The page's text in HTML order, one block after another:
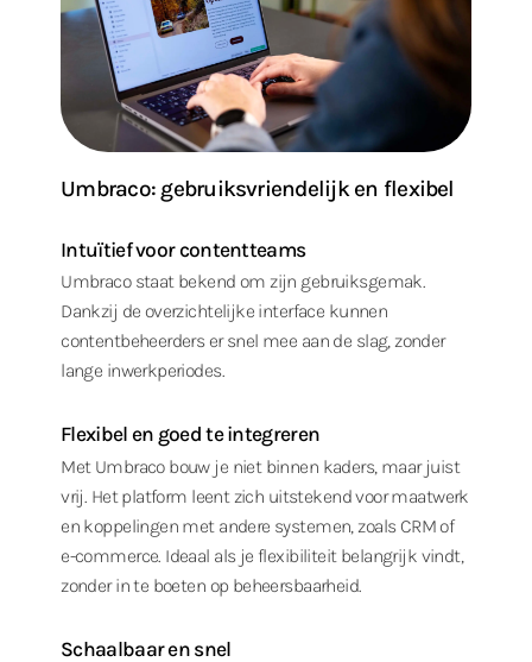
Umbraco: gebruiksvriendelijk en flexibel
Intuïtief voor contentteams
Umbraco staat bekend om zijn gebruiksgemak.
Dankzij de overzichtelijke interface kunnen
contentbeheerders er snel mee aan de slag, zonder
lange inwerkperiodes.
Flexibel en goed te integreren
Met Umbraco bouw je niet binnen kaders, maar juist
vrij. Het platform leent zich uitstekend voor maatwerk
en koppelingen met andere systemen, zoals CRM of
e-commerce. Ideaal als je flexibiliteit belangrijk vindt,
zonder in te boeten op beheersbaarheid.
Schaalbaar en snel